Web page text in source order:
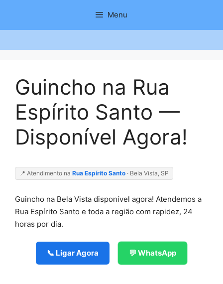
o
Menu
Guincho na Rua
Espírito Santo —
Disponível Agora!
📍 Atendimento na Rua Espírito Santo · Bela Vista, SP
Guincho na Bela Vista disponível agora! Atendemos a
Rua Espírito Santo e toda a região com rapidez, 24
horas por dia.
📞 Ligar Agora 💬 WhatsApp